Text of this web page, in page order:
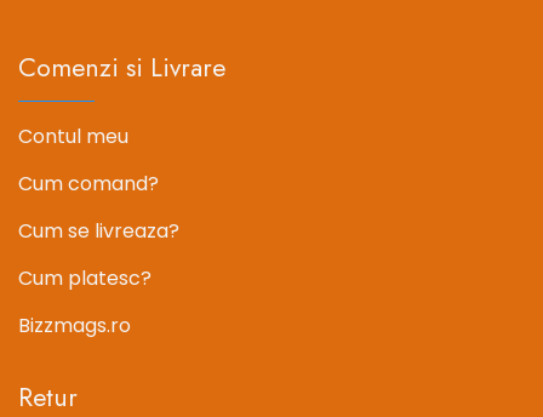
Comenzi si Livrare
Contul meu
Cum comand?
Cum se livreaza?
Cum platesc?
Bizzmags.ro
Retur